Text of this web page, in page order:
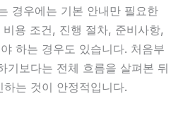
경우에는 기본 안내만 필요한
용 조건, 진행 절차, 준비사항,
하는 경우도 있습니다. 처음부
기보다는 전체 흐름을 살펴본 뒤
는 것이 안정적입니다.